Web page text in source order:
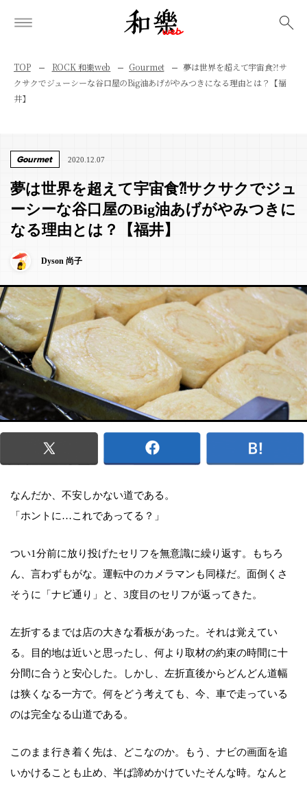
TOP ROCK 和樂web Gourmet
夢は世界を超えて宇宙食⁈サ
クサクでジューシーな谷口屋のBig油あげがやみつきになる理由とは？【福
井】
Gourmet 2020.12.07
夢は世界を超えて宇宙食⁈サクサクでジュ
ーシーな谷口屋のBig油あげがやみつきに
なる理由とは？【福井】
Dyson 尚子
なんだか、不安しかない道である。
「ホントに…これであってる？」
つい1分前に放り投げたセリフを無意識に繰り返す。もちろ
ん、言わずもがな。運転中のカメラマンも同様だ。面倒くさ
そうに「ナビ通り」と、3度目のセリフが返ってきた。
左折するまでは店の大きな看板があった。それは覚えてい
る。目的地は近いと思ったし、何より取材の約束の時間に十
分間に合うと安心した。しかし、左折直後からどんどん道幅
は狭くなる一方で。何をどう考えても、今、車で走っている
のは完全なる山道である。
このまま行き着く先は、どこなのか。もう、ナビの画面を追
いかけることも止め、半ば諦めかけていたそんな時。なんと